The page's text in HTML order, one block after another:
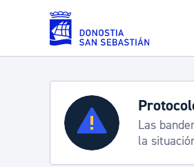
Saltar al contenido principal
Servicios
Padrón y asuntos
Las
la